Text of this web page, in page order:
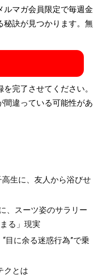
得意分野はエンタメ
ルマガ会員限定で毎週金
訣が見つかります。無
完了させてください。
違っている可能性があ
生に、友人から浴びせ
、スーツ姿のサラリー
る」現実
目に余る迷惑行為”で乗
クとは